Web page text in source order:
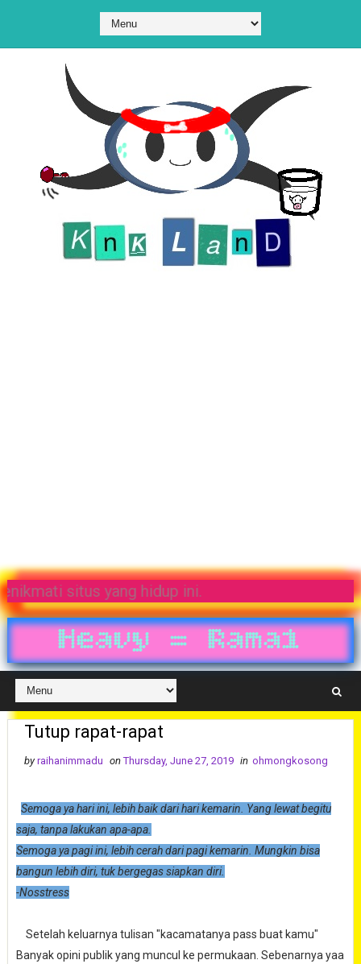
penulis kami. Selamat menikmati situs yang
Heavy = Ramai
Tutup rapat-rapat
by raihanimmadu on Thursday, June 27, 2019 in ohmongkosong
Semoga ya hari ini, lebih baik dari hari kemarin. Yang lewat begitu
saja, tanpa lakukan apa-apa.
Semoga ya pagi ini, lebih cerah dari pagi kemarin. Mungkin bisa
bangun lebih diri, tuk bergegas siapkan diri.
-Nosstress
Setelah keluarnya tulisan "kacamatanya pass buat kamu"
Banyak opini publik yang muncul ke permukaan. Sebenarnya yaa